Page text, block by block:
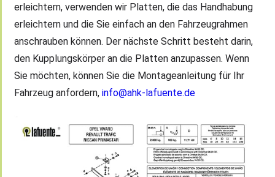
erleichtern, verwenden wir Platten, die das Handhabung
erleichtern und die Sie einfach an den Fahrzeugrahmen
anschrauben können. Der nächste Schritt besteht darin,
den Kupplungskörper an die Platten anzupassen. Wenn
Sie möchten, können Sie die Montageanleitung für Ihr
Fahrzeug anfordern, info@ahk-lafuente.de